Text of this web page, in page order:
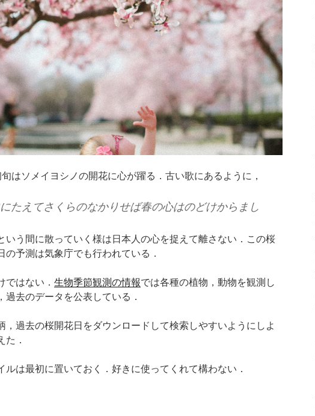
はソメイヨシノの開花に心が躍る．古い歌にあるように，
たえてさくらのなかりせば春の心はのどけからまし
う間に散っていく様は日本人の心を捉えて離さない．この桜
の予測は気象庁でも行われている．
はない． 生物季節観測の情報では各種の植物，動物を観測し
過去のデータを公表している．
過去の桜開花日をダウンロードして検索しやすいようにしよ
た．
は最初に置いておく．好きに使ってくれて構わない．